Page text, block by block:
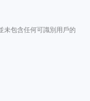
未包含任何可識別用戶的